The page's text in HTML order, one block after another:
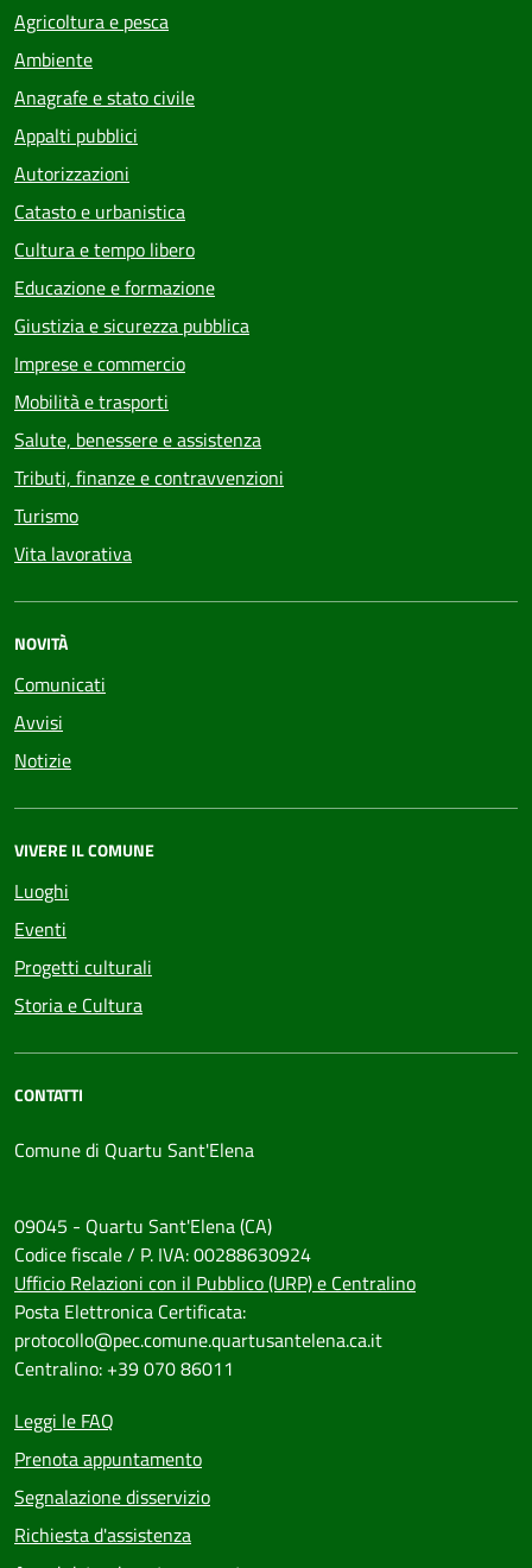
Agricoltura e pesca
Ambiente
Anagrafe e stato civile
Appalti pubblici
Autorizzazioni
Catasto e urbanistica
Cultura e tempo libero
Educazione e formazione
Giustizia e sicurezza pubblica
Imprese e commercio
Mobilità e trasporti
Salute, benessere e assistenza
Tributi, finanze e contravvenzioni
Turismo
Vita lavorativa
NOVITÀ
Comunicati
Avvisi
Notizie
VIVERE IL COMUNE
Luoghi
Eventi
Progetti culturali
Storia e Cultura
CONTATTI
Comune di Quartu Sant'Elena
09045 - Quartu Sant'Elena (CA)
Codice fiscale / P. IVA: 00288630924
Ufficio Relazioni con il Pubblico (URP) e Centralino
Posta Elettronica Certificata:
protocollo@pec.comune.quartusantelena.ca.it
Centralino: +39 070 86011
Leggi le FAQ
Prenota appuntamento
Segnalazione disservizio
Richiesta d'assistenza